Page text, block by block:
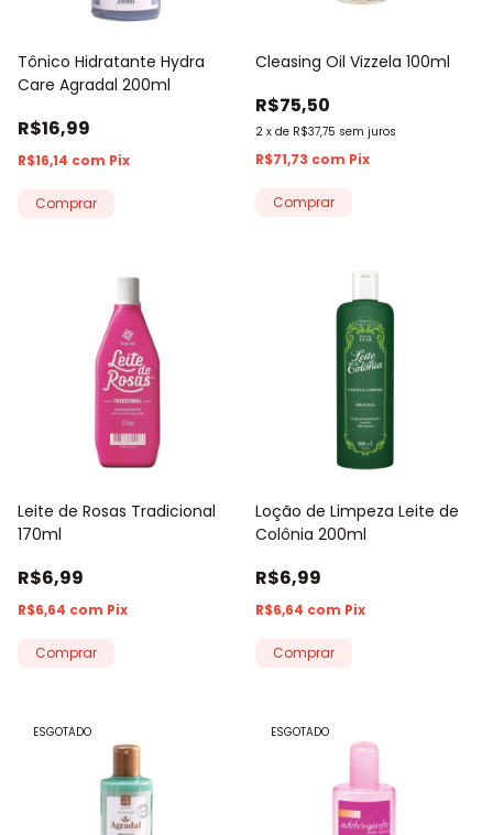
Tônico Hidratante Hydra
Care Agradal 200ml
R$16,99
R$16,14 com Pix
Cleasing Oil Vizzela 100ml
R$75,50
2 x de R$37,75 sem juros
R$71,73 com Pix
Leite de Rosas Tradicional
170ml
R$6,99
R$6,64 com Pix
Loção de Limpeza Leite de
Colônia 200ml
R$6,99
R$6,64 com Pix
ESGOTADO ESGOTADO